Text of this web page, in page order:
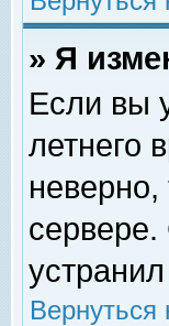
» Я
Если вы
летнего
неверно,
Вернуться